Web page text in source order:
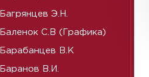
Багрянцев Э.Н.
Баленок С.В (Графика)
Барабанцев В.К
Баранов В.И.